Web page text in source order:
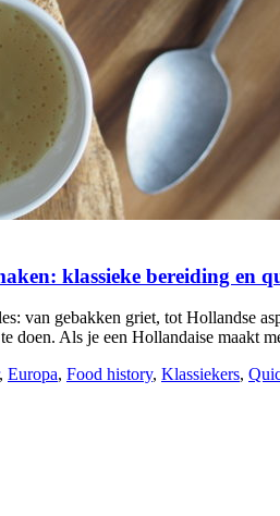
klassieke bereiding en
van gebakken griet, tot Hollandse
doen. Als je een Hollandaise maakt
, Europa, Food history, Klassiekers,